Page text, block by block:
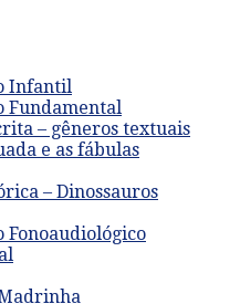
Infantil
Fundamental
– gêneros textuais
e as fábulas
– Dinossauros
Fonoaudiológico